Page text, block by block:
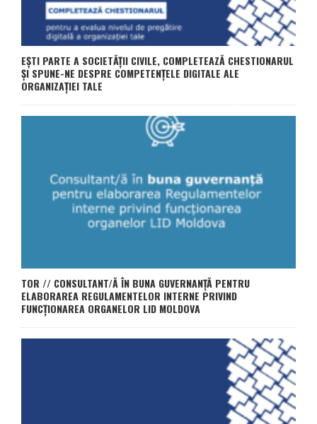
EȘTI PARTE A SOCIETĂȚII CIVILE, COMPLETEAZĂ CHESTIONARUL
ȘI SPUNE-NE DESPRE COMPETENȚELE DIGITALE ALE
ORGANIZAȚIEI TALE
TOR // CONSULTANT/Ă ÎN BUNA GUVERNANȚĂ PENTRU
ELABORAREA REGULAMENTELOR INTERNE PRIVIND
FUNCȚIONAREA ORGANELOR LID MOLDOVA